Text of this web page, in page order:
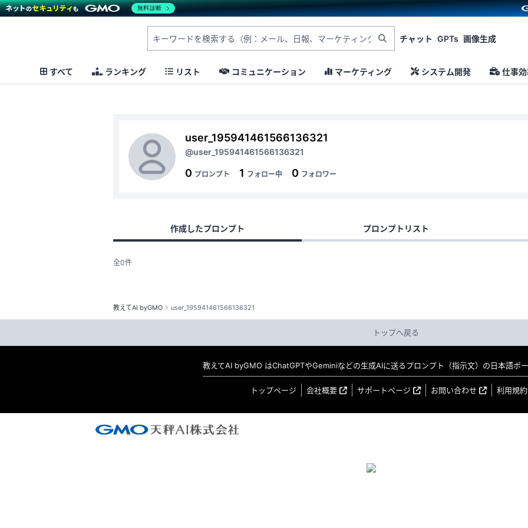
チャット GPTs 画像生成
すべて ランキング リスト コミュニケーション マーケティング システム開発 仕事
教えてAI byGMO user_195941461566136321
user_195941461566136321
@user_195941461566136321
0 プロンプト 1 フォロー中 0 フォロワー
作成したプロンプト プロンプトリスト
全0件
トップへ戻る
教えてAI byGMO はChatGPTやGeminiなどの生成AIに送るプロンプト（指示文）の日本語ポー
トップページ 会社概要 サポートページ お問い合わせ 利用規約
無料診断